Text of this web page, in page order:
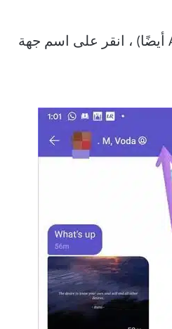
على iPhone (و Android أيضًا) ، انقر على اسم جهة